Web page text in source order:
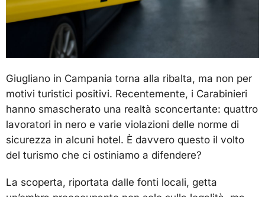
Giugliano in Campania torna alla ribalta, ma non per
motivi turistici positivi. Recentemente, i Carabinieri
hanno smascherato una realtà sconcertante: quattro
lavoratori in nero e varie violazioni delle norme di
sicurezza in alcuni hotel. È davvero questo il volto
del turismo che ci ostiniamo a difendere?
La scoperta, riportata dalle fonti locali, getta